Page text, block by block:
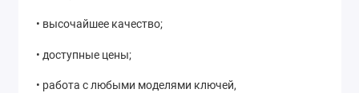
• высочайшее качество;
• доступные цены;
• работа с любыми моделями ключей,